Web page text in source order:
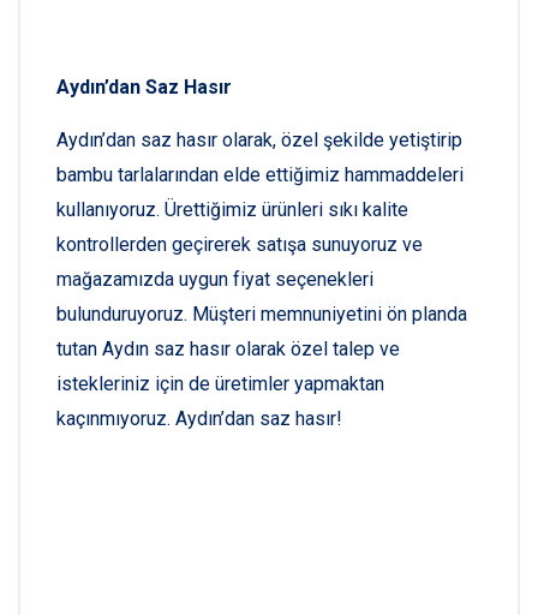
Aydın’dan Saz Hasır
Aydın’dan saz hasır olarak, özel şekilde yetiştirip
bambu tarlalarından elde ettiğimiz hammaddeleri
kullanıyoruz. Ürettiğimiz ürünleri sıkı kalite
kontrollerden geçirerek satışa sunuyoruz ve
mağazamızda uygun fiyat seçenekleri
bulunduruyoruz. Müşteri memnuniyetini ön planda
tutan Aydın saz hasır olarak özel talep ve
istekleriniz için de üretimler yapmaktan
kaçınmıyoruz. Aydın’dan saz hasır!